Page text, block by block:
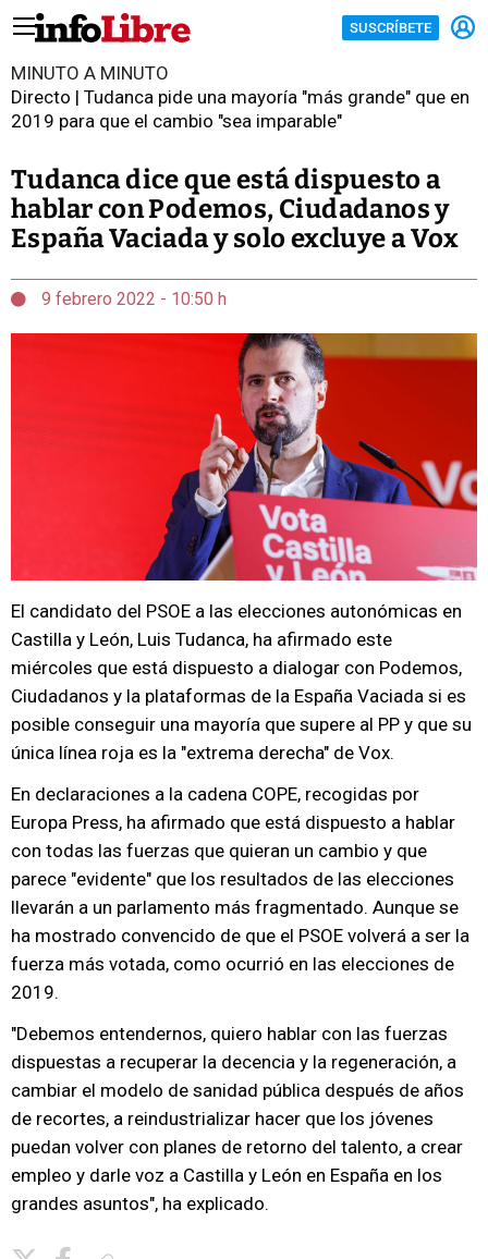
SUSCRÍBETE
MINUTO A MINUTO
Directo | Tudanca pide una mayoría "más grande" que en
2019 para que el cambio "sea imparable"
Tudanca dice que está dispuesto a
hablar con Podemos, Ciudadanos y
España Vaciada y solo excluye a Vox
9 febrero 2022 - 10:50 h
El candidato del PSOE a las elecciones autonómicas en
Castilla y León, Luis Tudanca, ha afirmado este
miércoles que está dispuesto a dialogar con Podemos,
Ciudadanos y la plataformas de la España Vaciada si es
posible conseguir una mayoría que supere al PP y que su
única línea roja es la "extrema derecha" de Vox.
En declaraciones a la cadena COPE, recogidas por
Europa Press, ha afirmado que está dispuesto a hablar
con todas las fuerzas que quieran un cambio y que
parece "evidente" que los resultados de las elecciones
llevarán a un parlamento más fragmentado. Aunque se
ha mostrado convencido de que el PSOE volverá a ser la
fuerza más votada, como ocurrió en las elecciones de
2019.
"Debemos entendernos, quiero hablar con las fuerzas
dispuestas a recuperar la decencia y la regeneración, a
cambiar el modelo de sanidad pública después de años
de recortes, a reindustrializar hacer que los jóvenes
puedan volver con planes de retorno del talento, a crear
empleo y darle voz a Castilla y León en España en los
grandes asuntos", ha explicado.